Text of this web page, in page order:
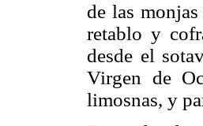
de las
retablo y
desde el
Virgen de
limosnas, y